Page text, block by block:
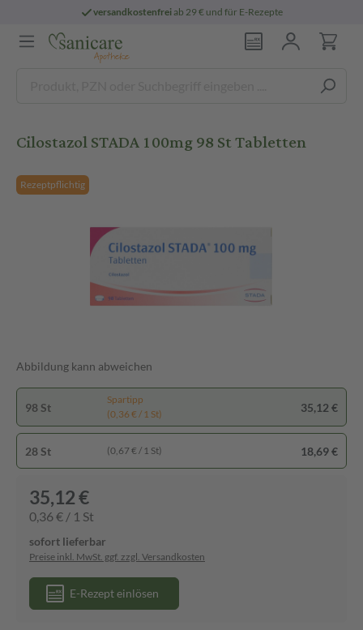
versandkostenfreiab 29 € und für E-Rezepte
Cilostazol STADA 100mg 98 St Tabletten
Rezeptpflichtig
Abbildung kann abweichen
98 St
Spartipp
(0,36 € / 1 St)
35,12 €
28 St (0,67 € / 1 St) 18,69 €
35,12 €
0,36 € / 1 St
sofort lieferbar
Preise inkl. MwSt. ggf. zzgl. Versandkosten
E-Rezept einlösen